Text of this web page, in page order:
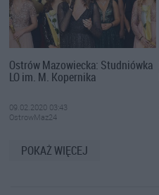
Ostrów Mazowiecka: Studniówka
LO im. M. Kopernika
09.02.2020 03:43
OstrowMaz24
POKAŻ WIĘCEJ